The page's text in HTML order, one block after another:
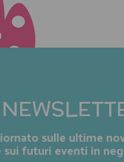
sulle ultime
futuri eventi in